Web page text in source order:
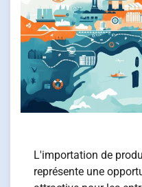
L'importation de
représente une